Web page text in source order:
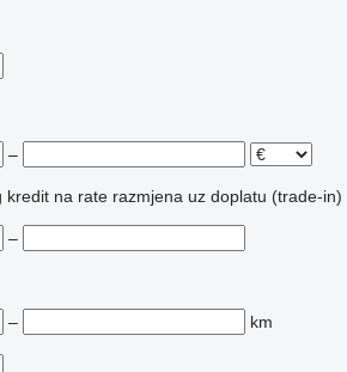
–
kredit na rate razmjena uz doplatu (trade-in)
–
–
km